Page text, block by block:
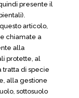
presente il
articolo,
chiamate a
alla
protette, al
tratta di specie
alla gestione
sottosuolo